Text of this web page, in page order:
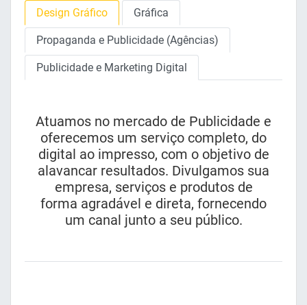
Design Gráfico Gráfica
Propaganda e Publicidade (Agências)
Publicidade e Marketing Digital
Atuamos no mercado de Publicidade e
oferecemos um serviço completo, do
digital ao impresso, com o objetivo de
alavancar resultados. Divulgamos sua
empresa, serviços e produtos de
forma agradável e direta, fornecendo
um canal junto a seu público.